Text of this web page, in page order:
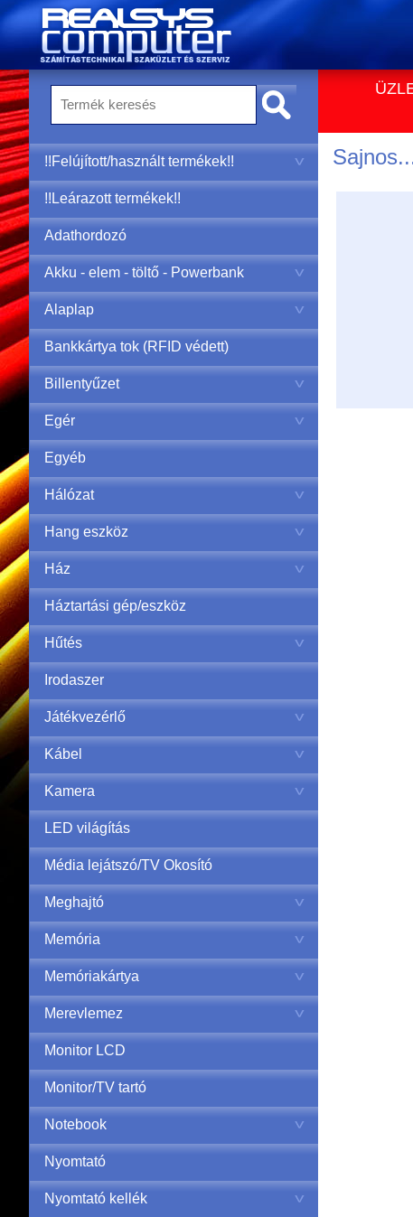
!!Felújított/használt termékek!!
!!Leárazott termékek!!
Adathordozó
Akku - elem - töltő - Powerbank
Alaplap
Bankkártya tok (RFID védett)
Billentyűzet
Egér
Egyéb
Hálózat
Hang eszköz
Ház
Háztartási gép/eszköz
Hűtés
Irodaszer
Játékvezérlő
Kábel
Kamera
LED világítás
Média lejátszó/TV Okosító
Meghajtó
Memória
Memóriakártya
Merevlemez
Monitor LCD
Monitor/TV tartó
Notebook
Nyomtató
Nyomtató kellék